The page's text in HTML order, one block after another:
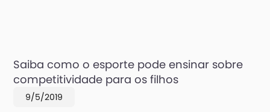
Saiba como o esporte pode ensinar sobre
competitividade para os filhos
9/5/2019